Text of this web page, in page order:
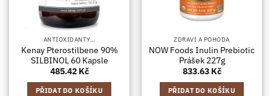
ANTIOXIDANTY…
Kenay Pterostilbene 90%
SILBINOL 60 Kapsle
485.42 Kč
PŘIDAT DO KOŠÍKU
ZDRAVÍ A POHODA
NOW Foods Inulin Prebiotic
Prášek 227g
833.63 Kč
PŘIDAT DO KOŠÍKU